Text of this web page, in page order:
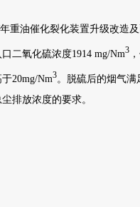
重油催化裂化装置升级改造
二氧化硫浓度1914 mg/Nm3
20mg/Nm3。脱硫后的烟气满
排放浓度的要求。